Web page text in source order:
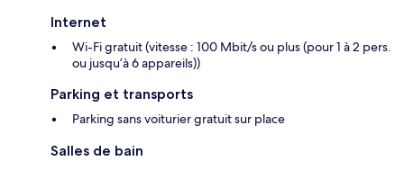
Internet
Wi-Fi gratuit (vitesse : 100 Mbit/s ou plus (pour 1 à 2 pers.
ou jusqu’à 6 appareils))
Parking et transports
Parking sans voiturier gratuit sur place
Salles de bain